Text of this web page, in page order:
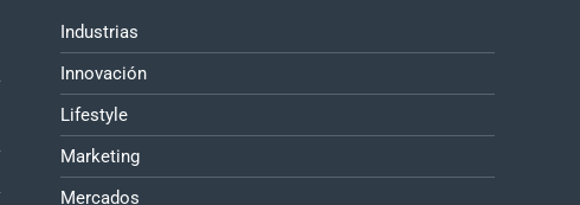
Industrias
Innovación
Lifestyle
Marketing
Mercados